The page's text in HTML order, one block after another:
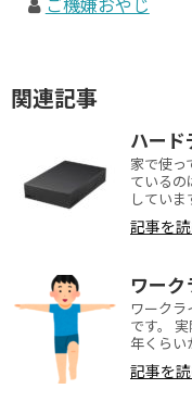
関連記事
ハード
家で使っ
ているの
していま
記事を
ワー
ワーク
です。
年くらい
記事を